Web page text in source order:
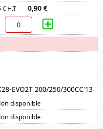
€ H.T 0,90 €
EVO2T 200/250/300CC'13
disponible
disponible